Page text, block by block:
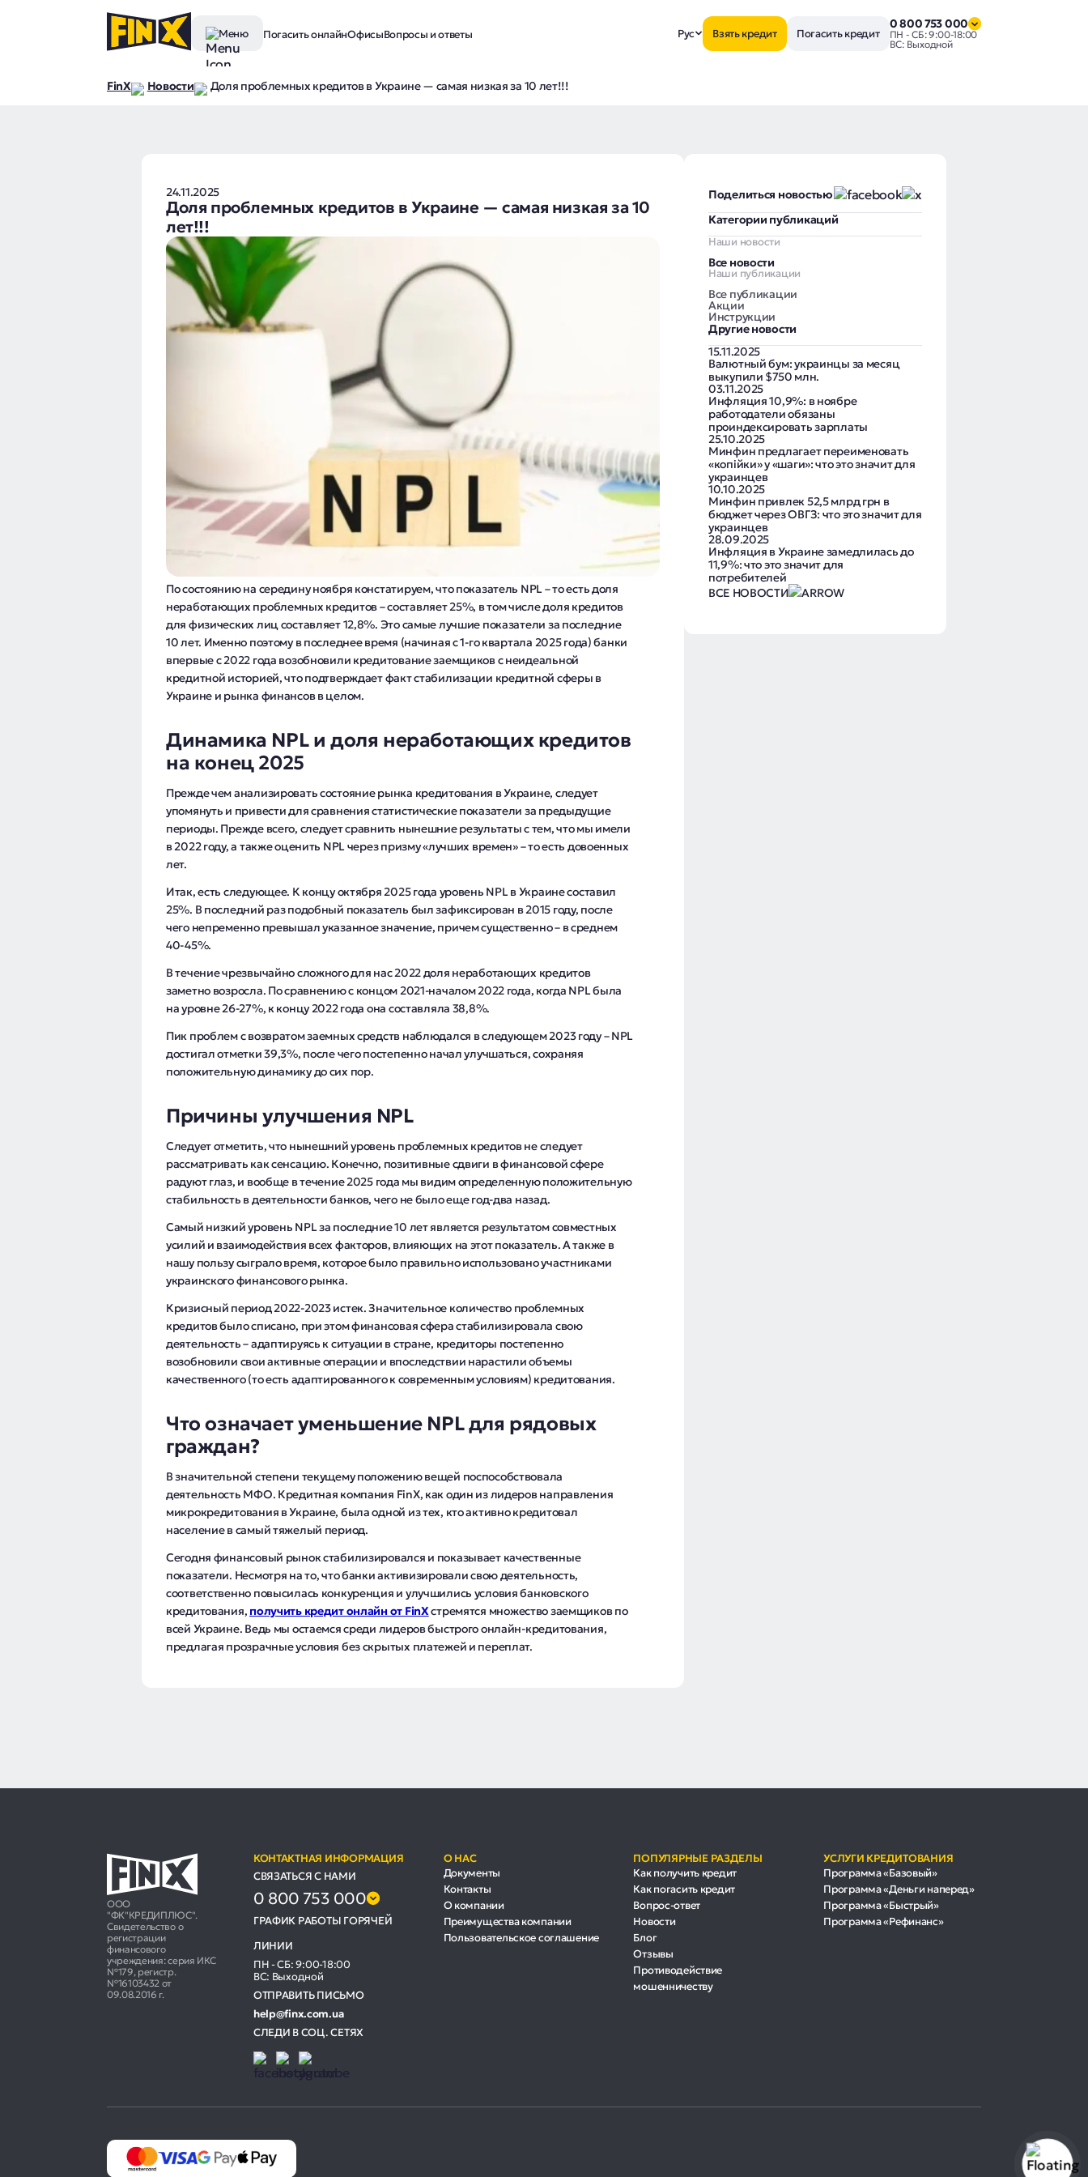
Меню Погасить онлайнОфисыВопросы и ответы Рус Взять кредит Погасить кредит
0 800 753 000
ПН - СБ: 9:00-18:00
ВС: Выходной
FinX Новости Доля проблемных кредитов в Украине — самая низкая за 10 лет!!!
24.11.2025
Доля проблемных кредитов в Украине — самая низкая за 10
лет!!!
По состоянию на середину ноября констатируем, что показатель NPL – то есть доля
неработающих проблемных кредитов – составляет 25%, в том числе доля кредитов
для физических лиц составляет 12,8%. Это самые лучшие показатели за последние
10 лет. Именно поэтому в последнее время (начиная с 1-го квартала 2025 года) банки
впервые с 2022 года возобновили кредитование заемщиков с неидеальной
кредитной историей, что подтверждает факт стабилизации кредитной сферы в
Украине и рынка финансов в целом.
Динамика NPL и доля неработающих кредитов
на конец 2025
Прежде чем анализировать состояние рынка кредитования в Украине, следует
упомянуть и привести для сравнения статистические показатели за предыдущие
периоды. Прежде всего, следует сравнить нынешние результаты с тем, что мы имели
в 2022 году, а также оценить NPL через призму «лучших времен» – то есть довоенных
лет.
Итак, есть следующее. К концу октября 2025 года уровень NPL в Украине составил
25%. В последний раз подобный показатель был зафиксирован в 2015 году, после
чего непременно превышал указанное значение, причем существенно – в среднем
40-45%.
В течение чрезвычайно сложного для нас 2022 доля неработающих кредитов
заметно возросла. По сравнению с концом 2021-началом 2022 года, когда NPL была
на уровне 26-27%, к концу 2022 года она составляла 38,8%.
Пик проблем с возвратом заемных средств наблюдался в следующем 2023 году – NPL
достигал отметки 39,3%, после чего постепенно начал улучшаться, сохраняя
положительную динамику до сих пор.
Причины улучшения NPL
Следует отметить, что нынешний уровень проблемных кредитов не следует
рассматривать как сенсацию. Конечно, позитивные сдвиги в финансовой сфере
радуют глаз, и вообще в течение 2025 года мы видим определенную положительную
стабильность в деятельности банков, чего не было еще год-два назад.
Самый низкий уровень NPL за последние 10 лет является результатом совместных
усилий и взаимодействия всех факторов, влияющих на этот показатель. А также в
нашу пользу сыграло время, которое было правильно использовано участниками
украинского финансового рынка.
Кризисный период 2022-2023 истек. Значительное количество проблемных
кредитов было списано, при этом финансовая сфера стабилизировала свою
деятельность – адаптируясь к ситуации в стране, кредиторы постепенно
возобновили свои активные операции и впоследствии нарастили объемы
качественного (то есть адаптированного к современным условиям) кредитования.
Что означает уменьшение NPL для рядовых
граждан?
В значительной степени текущему положению вещей поспособствовала
деятельность МФО. Кредитная компания FinX, как один из лидеров направления
микрокредитования в Украине, была одной из тех, кто активно кредитовал
население в самый тяжелый период.
Сегодня финансовый рынок стабилизировался и показывает качественные
показатели. Несмотря на то, что банки активизировали свою деятельность,
соответственно повысилась конкуренция и улучшились условия банковского
кредитования, получить кредит онлайн от FinXстремятся множество заемщиков по
всей Украине. Ведь мы остаемся среди лидеров быстрого онлайн-кредитования,
предлагая прозрачные условия без скрытых платежей и переплат.
Поделиться новостью
Категории публикаций
Наши новости
Все новости
Наши публикации
Все публикации
Акции
Инструкции
Другие новости
15.11.2025
Валютный бум: украинцы за месяц
выкупили $750 млн.
03.11.2025
Инфляция 10,9%: в ноябре
работодатели обязаны
проиндексировать зарплаты
25.10.2025
Минфин предлагает переименовать
«копійки» у «шаги»: что это значит для
украинцев
10.10.2025
Минфин привлек 52,5 млрд грн в
бюджет через ОВГЗ: что это значит для
украинцев
28.09.2025
Инфляция в Украине замедлилась до
11,9%: что это значит для
потребителей
ВСЕ НОВОСТИ
ООО
"ФК"КРЕДИПЛЮС".
Свидетельство о
регистрации
финансового
учреждения: серия ИКС
№179, регистр.
№16103432 от
09.08.2016 г.
КОНТАКТНАЯ ИНФОРМАЦИЯ
СВЯЗАТЬСЯ С НАМИ
0 800 753 000
ГРАФИК РАБОТЫ ГОРЯЧЕЙ
ЛИНИИ
ПН - СБ: 9:00-18:00
ВС: Выходной
ОТПРАВИТЬ ПИСЬМО
help@finx.com.ua
СЛЕДИ В СОЦ. СЕТЯХ
О НАС
Документы
Контакты
О компании
Преимущества компании
Пользовательское соглашение
ПОПУЛЯРНЫЕ РАЗДЕЛЫ
Как получить кредит
Как погасить кредит
Вопрос-ответ
Новости
Блог
Отзывы
Противодействие
мошенничеству
УСЛУГИ КРЕДИТОВАНИЯ
Программа «Базовый»
Программа «Деньги наперед»
Программа «Быстрый»
Программа «Рефинанс»